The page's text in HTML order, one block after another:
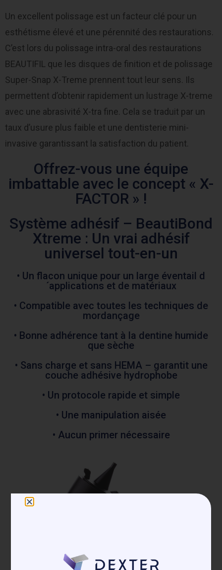
Un excellent polissage est un facteur clé pour un
esthétisme élevé et une pérennité des restaurations.
C’est lors du polissage intra-oral des restaurations
BEAUTIFIL que les disques de finition et de polissage
Super-Snap X-Treme prennent tout leur sens. Ils
permettent d’obtenir rapidement un lustrage X-treme
avec une abrasivité X-tra fine. Cela se traduit par un
taux d’usure plus faible et une dentisterie mini-
invasive garantissant la satisfaction du patient.
Offrez-vous une équipe
imbattable avec le concept « X-
FACTOR » !
Système adhésif – BeautiBond
Xtreme : Un vrai adhésif
universel tout-en-un
• Un flacon unique pour un large éventail d
´applications et de matériaux
• Compatible avec toutes les techniques de
mordançage
• Bonne adhérence tant à la dentine humide
que sèche
• Sans charge et sans HEMA – garantit une
couche adhésive hydrophobe
• Un protocole rapide et simple
• Une manipulation aisée
• Aucun primer nécessaire